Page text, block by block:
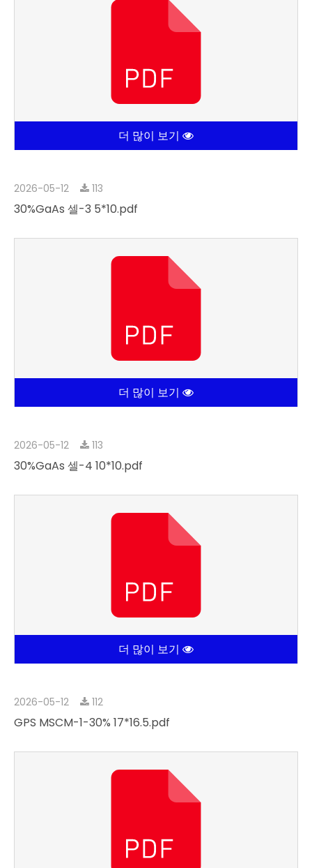
더 많이 보기
2026-05-12 113
30%GaAs 셀-3 5*10.pdf
더 많이 보기
2026-05-12 113
30%GaAs 셀-4 10*10.pdf
더 많이 보기
2026-05-12 112
GPS MSCM-1-30% 17*16.5.pdf